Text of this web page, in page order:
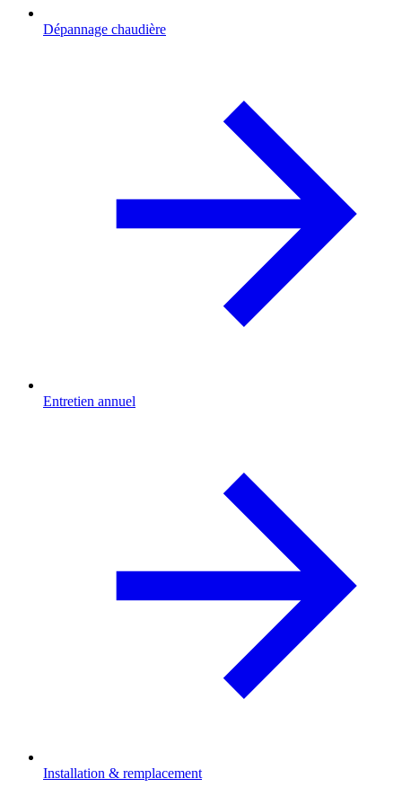
Dépannage chaudière
Entretien annuel
Installation & remplacement